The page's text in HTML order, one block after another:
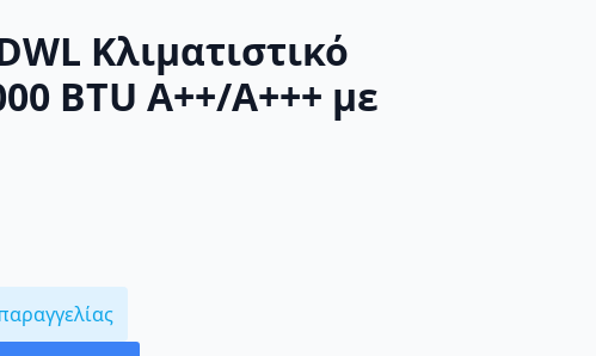
Κλιματιστικό
BTU A++/A+++ με